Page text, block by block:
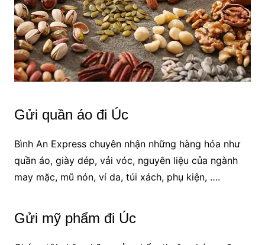
Gửi quần áo đi Úc
Bình An Express chuyên nhận những hàng hóa như
quần áo, giày dép, vải vóc, nguyên liệu của ngành
may mặc, mũ nón, ví da, túi xách, phụ kiện, ….
Gửi mỹ phẩm đi Úc